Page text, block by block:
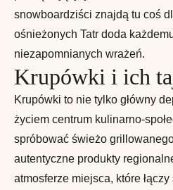
snowboardziści znajdą tu coś
ośnieżonych Tatr doda
niezapomnianych wrażeń.
Krupówki i ich
Krupówki to nie tylko główny
życiem centrum kulinarno-
spróbować świeżo
autentyczne produkty
atmosferze miejsca, które